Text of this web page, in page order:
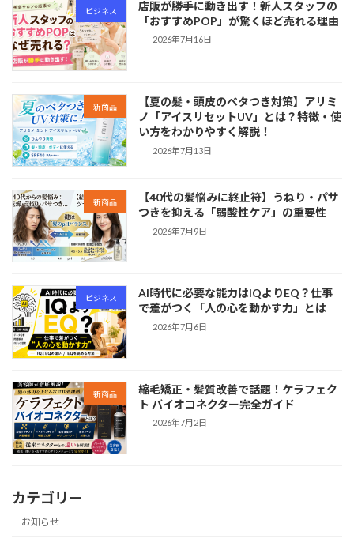
ビジネス
店販が勝手に動き出す！新人スタッフの
「おすすめPOP」が驚くほど売れる理由
2026年7月16日
新商品
【夏の髪・頭皮のベタつき対策】アリミ
ノ「アイスリセットUV」とは？特徴・使
い方をわかりやすく解説！
2026年7月13日
新商品
【40代の髪悩みに終止符】うねり・パサ
つきを抑える「弱酸性ケア」の重要性
2026年7月9日
ビジネス
AI時代に必要な能力はIQよりEQ？仕事
で差がつく「人の心を動かす力」とは
2026年7月6日
新商品
縮毛矯正・髪質改善で話題！ケラフェク
ト バイオコネクター完全ガイド
2026年7月2日
カテゴリー
お知らせ